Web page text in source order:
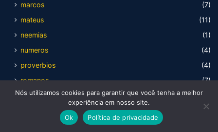
marcos
(7)
mateus
(11)
neemias
(1)
numeros
(4)
proverbios
(4)
romanos
(7)
rute
(2)
(5)
Nós utilizamos cookies para garantir que você tenha a melhor
experiência em nosso site.
Ok
Política de privacidade